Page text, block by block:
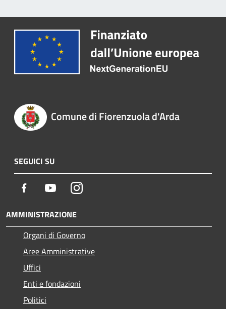
Comune di Fiorenzuola d'Arda
SEGUICI SU
Facebook YoutubeInstagram
AMMINISTRAZIONE
Organi di Governo
Aree Amministrative
Uffici
Enti e fondazioni
Politici